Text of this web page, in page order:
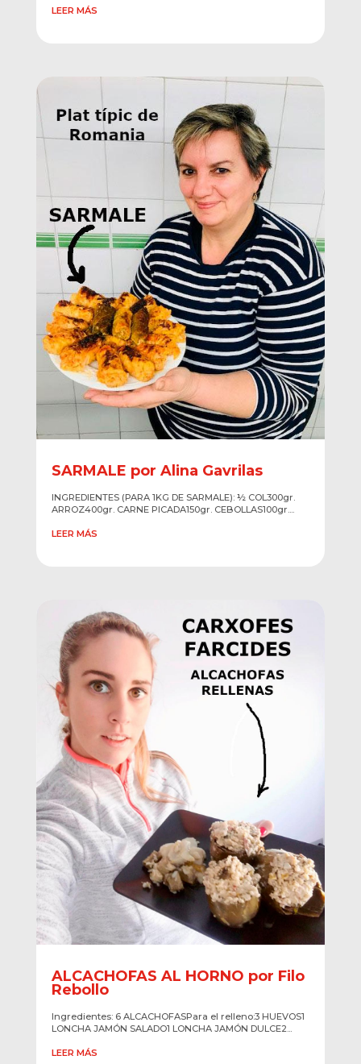
LEER MÁS
SARMALE por Alina Gavrilas
INGREDIENTES (PARA 1KG DE SARMALE): ½ COL300gr.
ARROZ400gr. CARNE PICADA150gr. CEBOLLAS100gr....
LEER MÁS
ALCACHOFAS AL HORNO por Filo
Rebollo
Ingredientes: 6 ALCACHOFASPara el relleno:3 HUEVOS1
LONCHA JAMÓN SALADO1 LONCHA JAMÓN DULCE2...
LEER MÁS